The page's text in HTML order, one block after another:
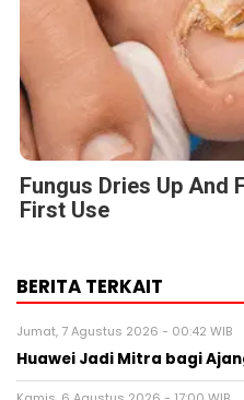
Fungus Dries Up And
First Use
BERITA TERKAIT
Jumat, 7 Agustus 2026 - 00:42 WIB
Huawei Jadi Mitra bagi